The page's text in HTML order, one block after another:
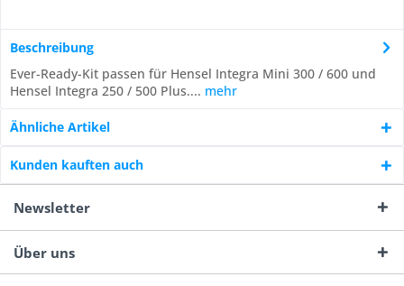
Beschreibung
Ever-Ready-Kit passen für Hensel Integra Mini 300 / 600 und
Hensel Integra 250 / 500 Plus.... mehr
Ähnliche Artikel
Kunden kauften auch
Newsletter
Über uns